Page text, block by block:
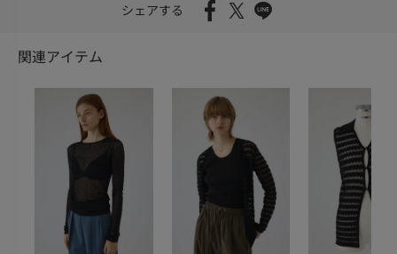
シェアする
関連アイテム